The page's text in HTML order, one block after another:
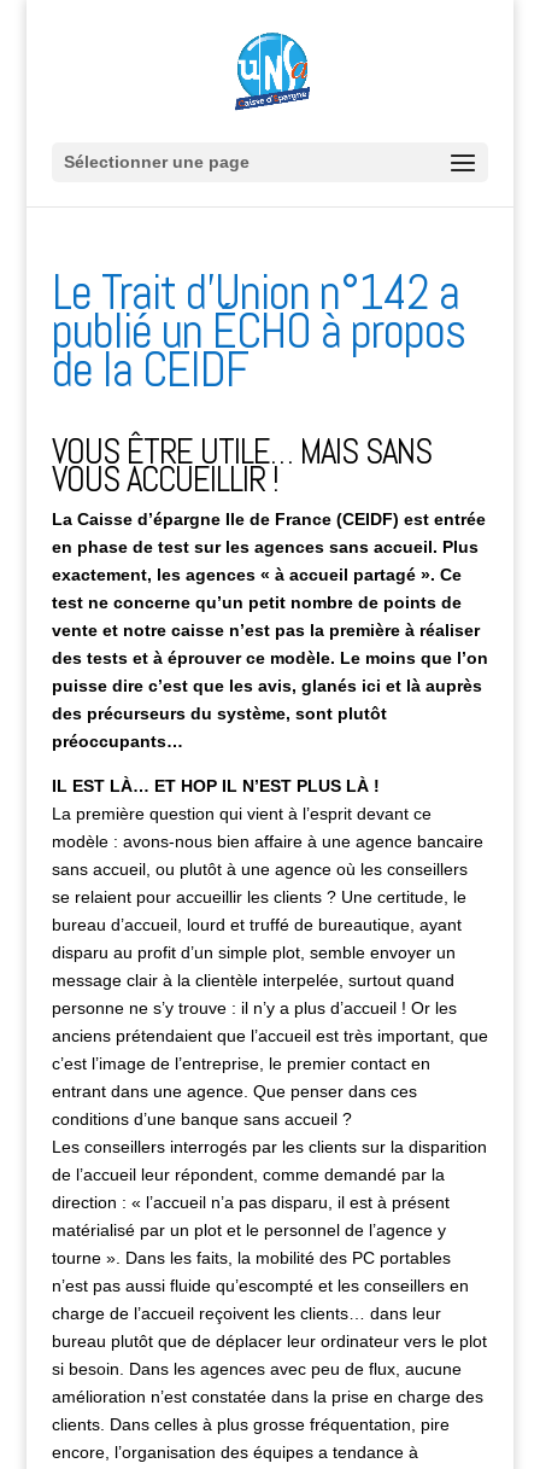
Sélectionner une page
Le Trait d’Union n°142 a
publié un ÉCHO à propos
de la CEIDF
VOUS ÊTRE UTILE… MAIS SANS
VOUS ACCUEILLIR !
La Caisse d’épargne Ile de France (CEIDF) est entrée
en phase de test sur les agences sans accueil. Plus
exactement, les agences « à accueil partagé ». Ce
test ne concerne qu’un petit nombre de points de
vente et notre caisse n’est pas la première à réaliser
des tests et à éprouver ce modèle. Le moins que l’on
puisse dire c’est que les avis, glanés ici et là auprès
des précurseurs du système, sont plutôt
préoccupants…
IL EST LÀ… ET HOP IL N’EST PLUS LÀ !
La première question qui vient à l’esprit devant ce
modèle : avons-nous bien affaire à une agence bancaire
sans accueil, ou plutôt à une agence où les conseillers
se relaient pour accueillir les clients ? Une certitude, le
bureau d’accueil, lourd et truffé de bureautique, ayant
disparu au profit d’un simple plot, semble envoyer un
message clair à la clientèle interpelée, surtout quand
personne ne s’y trouve : il n’y a plus d’accueil ! Or les
anciens prétendaient que l’accueil est très important, que
c’est l’image de l’entreprise, le premier contact en
entrant dans une agence. Que penser dans ces
conditions d’une banque sans accueil ?
Les conseillers interrogés par les clients sur la disparition
de l’accueil leur répondent, comme demandé par la
direction : « l’accueil n’a pas disparu, il est à présent
matérialisé par un plot et le personnel de l’agence y
tourne ». Dans les faits, la mobilité des PC portables
n’est pas aussi fluide qu’escompté et les conseillers en
charge de l’accueil reçoivent les clients… dans leur
bureau plutôt que de déplacer leur ordinateur vers le plot
si besoin. Dans les agences avec peu de flux, aucune
amélioration n’est constatée dans la prise en charge des
clients. Dans celles à plus grosse fréquentation, pire
encore, l’organisation des équipes a tendance à